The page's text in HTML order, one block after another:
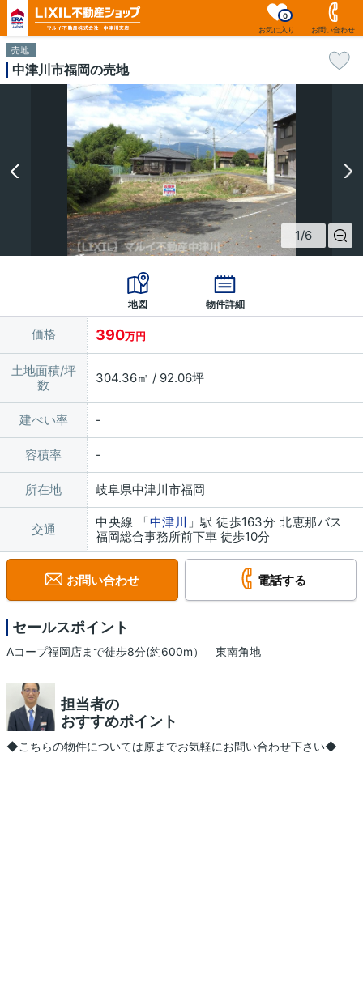
お気に入り
0
お問い合わせ
売地
中津川市福岡の売地
1/6
地図 物件詳細
価格 390万円
土地面積/坪
数
304.36㎡ / 92.06坪
建ぺい率
容積率
所在地 岐阜県中津川市福岡
交通 中央線 「中津川 」駅 徒歩163分 北恵那バス
福岡総合事務所前下車 徒歩10分
お問い合わせ 電話する
セールスポイント
Aコープ福岡店まで徒歩8分(約600m） 東南角地
担当者の
おすすめポイント
◆こちらの物件については原までお気軽にお問い合わせ下さい◆